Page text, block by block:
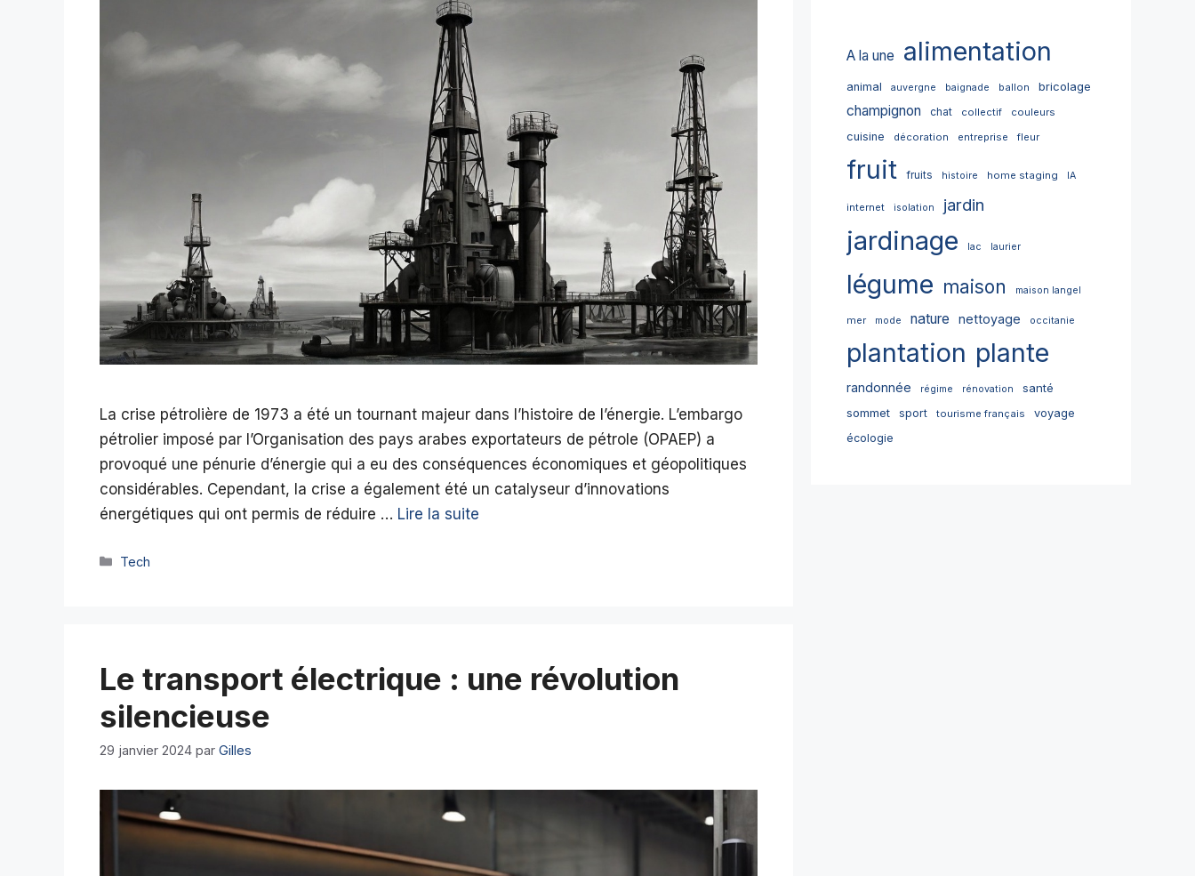
La crise pétrolière de 1973 a été un tournant majeur dans l’histoire de l’énergie. L’embargo
pétrolier imposé par l’Organisation des pays arabes exportateurs de pétrole (OPAEP) a
provoqué une pénurie d’énergie qui a eu des conséquences économiques et géopolitiques
considérables. Cependant, la crise a également été un catalyseur d’innovations
énergétiques qui ont permis de réduire … Lire la suite
Catégories
Tech
Le transport électrique : une révolution
silencieuse
29 janvier 2024 par Gilles
A la une alimentation
animal auvergne baignade ballon bricolage
champignon chat collectif couleurs
cuisine décoration entreprise fleur
fruit fruits histoire home staging IA
internet isolation jardin
jardinage lac laurier
légume maison maison langel
mer mode nature nettoyage occitanie
plantation plante
randonnée régime rénovation
santé
sommet
sport tourisme français
voyage
écologie